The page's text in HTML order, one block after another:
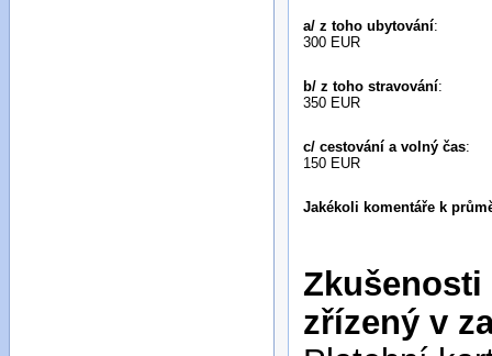
a/ z toho ubytování:
300 EUR
b/ z toho stravování:
350 EUR
c/ cestování a volný čas:
150 EUR
Jakékoli komentáře k
zřízený v